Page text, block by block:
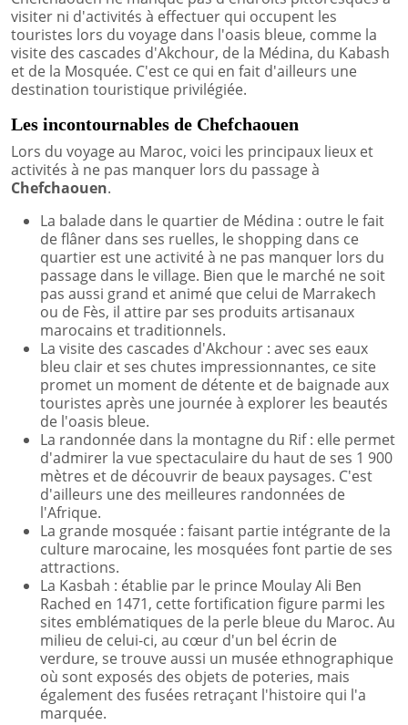
visiter ni d'activités à effectuer qui occupent les
touristes lors du voyage dans l'oasis bleue, comme la
visite des cascades d'Akchour, de la Médina, du Kabash
et de la Mosquée. C'est ce qui en fait d'ailleurs une
destination touristique privilégiée.
Les incontournables de Chefchaouen
Lors du voyage au Maroc, voici les principaux lieux et
activités à ne pas manquer lors du passage à
Chefchaouen.
La balade dans le quartier de Médina : outre le fait
de flâner dans ses ruelles, le shopping dans ce
quartier est une activité à ne pas manquer lors du
passage dans le village. Bien que le marché ne soit
pas aussi grand et animé que celui de Marrakech
ou de Fès, il attire par ses produits artisanaux
marocains et traditionnels.
La visite des cascades d'Akchour : avec ses eaux
bleu clair et ses chutes impressionnantes, ce site
promet un moment de détente et de baignade aux
touristes après une journée à explorer les beautés
de l'oasis bleue.
La randonnée dans la montagne du Rif : elle permet
d'admirer la vue spectaculaire du haut de ses 1 900
mètres et de découvrir de beaux paysages. C'est
d'ailleurs une des meilleures randonnées de
l'Afrique.
La grande mosquée : faisant partie intégrante de la
culture marocaine, les mosquées font partie de ses
attractions.
La Kasbah : établie par le prince Moulay Ali Ben
Rached en 1471, cette fortification figure parmi les
sites emblématiques de la perle bleue du Maroc. Au
milieu de celui-ci, au cœur d'un bel écrin de
verdure, se trouve aussi un musée ethnographique
où sont exposés des objets de poteries, mais
également des fusées retraçant l'histoire qui l'a
marquée.